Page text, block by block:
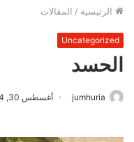
الرئيسية / المقالات
Uncategorized
الحسد
jumhuria أغسطس 30, 2024